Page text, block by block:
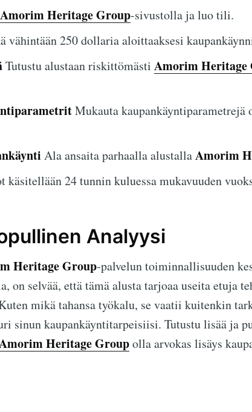
Amorim Heritage Group-sivustolla ja luo tili.
vähintään 250 dollaria aloittaaksesi
Tutustu alustaan riskittömästi Amorim Heritage
Mukauta kaupankäyntiparametrejä
Ala ansaita parhaalla alustallaAmorim
käsitellään 24 tunnin kuluessa mukavuuden
Analyysi
Heritage Group-palvelun toiminnallisuuden
on selvää, että tämä alusta tarjoaa useita etuja
mikä tahansa työkalu, se vaatii kuitenkin
sinun kaupankäyntitarpeisiisi. Tutustu lisää ja
Heritage Groupolla arvokas lisäys